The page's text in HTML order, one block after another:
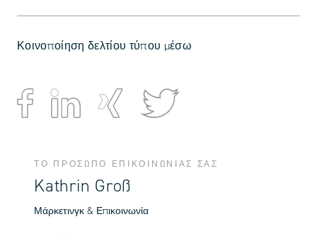
Κοινοποίηση δελτίου τύπου μέσω
ΤΟ ΠΡΌΣΩΠΟ ΕΠΙΚΟΙΝΩΝΊΑΣ ΣΑΣ
Kathrin Groß
Μάρκετινγκ & Επικοινωνία